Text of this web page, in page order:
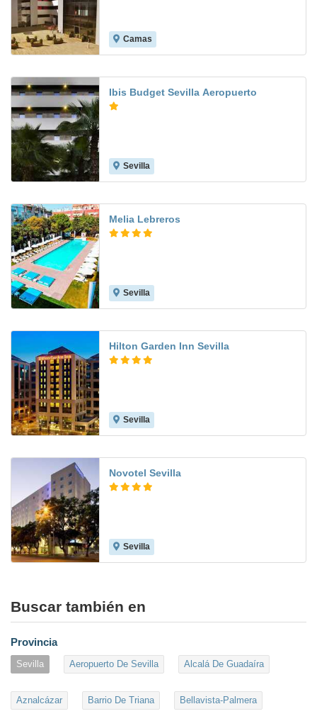
Camas
Ibis Budget Sevilla Aeropuerto
Sevilla
Melia Lebreros
Sevilla
Hilton Garden Inn Sevilla
Sevilla
Novotel Sevilla
Sevilla
Buscar también en
Provincia
Sevilla Aeropuerto De Sevilla Alcalá De Guadaíra
Aznalcázar Barrio De Triana Bellavista-Palmera